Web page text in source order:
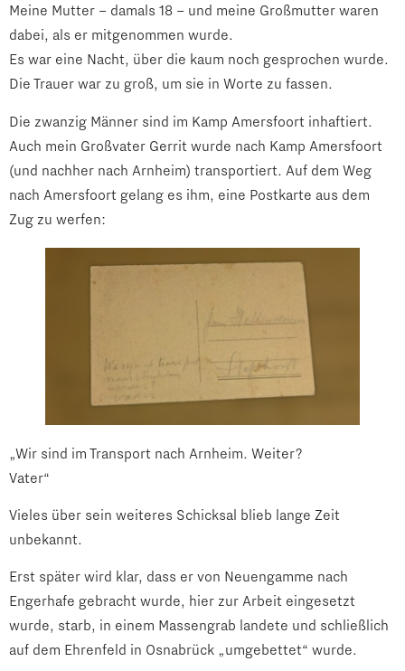
Meine Mutter – damals 18 – und meine Großmutter waren
dabei, als er mitgenommen wurde.
Es war eine Nacht, über die kaum noch gesprochen wurde.
Die Trauer war zu groß, um sie in Worte zu fassen.
Die zwanzig Männer sind im Kamp Amersfoort inhaftiert.
Auch mein Großvater Gerrit wurde nach Kamp Amersfoort
(und nachher nach Arnheim) transportiert. Auf dem Weg
nach Amersfoort gelang es ihm, eine Postkarte aus dem
Zug zu werfen:
„Wir sind im Transport nach Arnheim. Weiter?
Vater“
Vieles über sein weiteres Schicksal blieb lange Zeit
unbekannt.
Erst später wird klar, dass er von Neuengamme nach
Engerhafe gebracht wurde, hier zur Arbeit eingesetzt
wurde, starb, in einem Massengrab landete und schließlich
auf dem Ehrenfeld in Osnabrück „umgebettet“ wurde.